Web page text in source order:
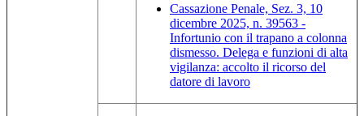
Cassazione Penale, Sez. 3, 10
dicembre 2025, n. 39563 -
Infortunio con il trapano a colonna
dismesso. Delega e funzioni di alta
vigilanza: accolto il ricorso del
datore di lavoro